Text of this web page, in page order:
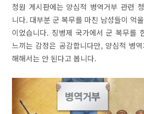
청원 게시판에는 양심적 병역거부 관련
니다. 대부분 군 복무를 마친 남성들이 억
이었습니다. 징병제 국가에서 군 복무를
느끼는 감정은 공감합니다만, 양심적 병
해해서는 안 된다고 봅니다.